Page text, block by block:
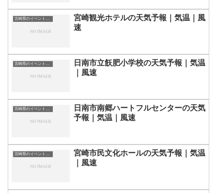
宮崎県のイベント会場一覧
宮崎観光ホテルの天気予報｜気温｜風
速
宮崎県のイベント会場一覧
日南市立飫肥小学校の天気予報｜気温
｜風速
日南市南郷ハートフルセンターの天気
予報｜気温｜風速
宮崎市民文化ホールの天気予報｜気温
｜風速